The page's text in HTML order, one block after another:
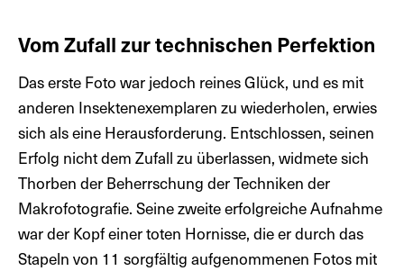
Vom Zufall zur technischen Perfektion
Das erste Foto war jedoch reines Glück, und es mit
anderen Insektenexemplaren zu wiederholen, erwies
sich als eine Herausforderung. Entschlossen, seinen
Erfolg nicht dem Zufall zu überlassen, widmete sich
Thorben der Beherrschung der Techniken der
Makrofotografie. Seine zweite erfolgreiche Aufnahme
war der Kopf einer toten Hornisse, die er durch das
Stapeln von 11 sorgfältig aufgenommenen Fotos mit